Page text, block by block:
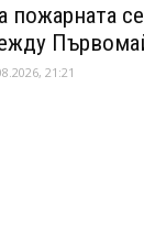
пожарната се
21:21